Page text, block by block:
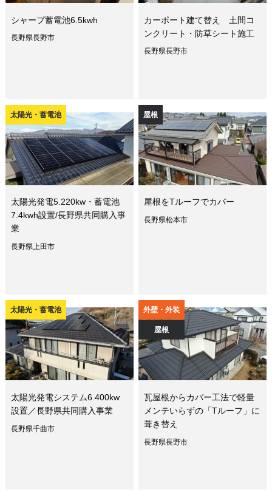
シャープ蓄電池6.5kwh
長野県長野市
カーポート建て替え 土間コ
ンクリート・防草シート施工
長野県長野市
太陽光・蓄電池
太陽光発電5.220kw・蓄電池
7.4kwh設置/長野県共同購入事
業
長野県上田市
屋根
屋根をTルーフでカバー
長野県松本市
太陽光・蓄電池
太陽光発電システム6.400kw
設置／長野県共同購入事業
長野県千曲市
外壁・外装
屋根
瓦屋根からカバー工法で軽量
メンテいらずの「Tルーフ」に
葺き替え
長野県長野市